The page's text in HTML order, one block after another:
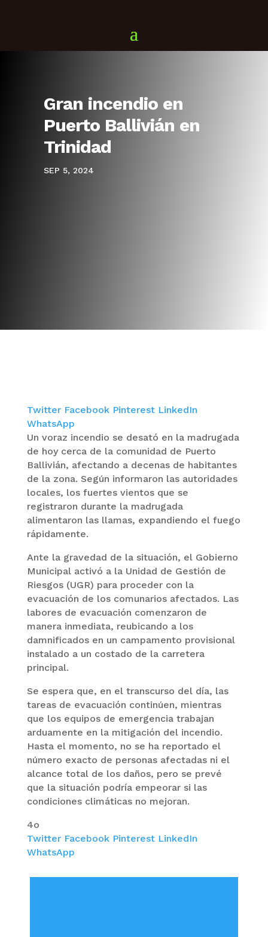
Gran incendio en
Puerto Ballivián en
Trinidad
SEP 5, 2024
Twitter Facebook Pinterest LinkedIn
WhatsApp
Un voraz incendio se desató en la madrugada
de hoy cerca de la comunidad de Puerto
Ballivián, afectando a decenas de habitantes
de la zona. Según informaron las autoridades
locales, los fuertes vientos que se
registraron durante la madrugada
alimentaron las llamas, expandiendo el fuego
rápidamente.
Ante la gravedad de la situación, el Gobierno
Municipal activó a la Unidad de Gestión de
Riesgos (UGR) para proceder con la
evacuación de los comunarios afectados. Las
labores de evacuación comenzaron de
manera inmediata, reubicando a los
damnificados en un campamento provisional
instalado a un costado de la carretera
principal.
Se espera que, en el transcurso del día, las
tareas de evacuación continúen, mientras
que los equipos de emergencia trabajan
arduamente en la mitigación del incendio.
Hasta el momento, no se ha reportado el
número exacto de personas afectadas ni el
alcance total de los daños, pero se prevé
que la situación podría empeorar si las
condiciones climáticas no mejoran.
4o
Twitter Facebook Pinterest LinkedIn
WhatsApp